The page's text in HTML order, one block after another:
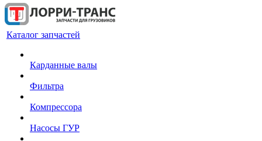
Каталог запчастей
Карданные валы
Фильтра
Компрессора
Насосы ГУР